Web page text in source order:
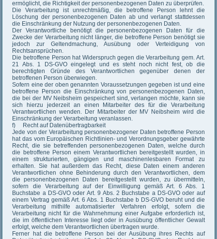
ermöglicht, die Richtigkeit der personenbezogenen Daten zu überprüfen.
Die Verarbeitung ist unrechtmäßig, die betroffene Person lehnt die
Löschung der personenbezogenen Daten ab und verlangt stattdessen
die Einschränkung der Nutzung der personenbezogenen Daten.
Der Verantwortliche benötigt die personenbezogenen Daten für die
Zwecke der Verarbeitung nicht länger, die betroffene Person benötigt sie
jedoch zur Geltendmachung, Ausübung oder Verteidigung von
Rechtsansprüchen.
Die betroffene Person hat Widerspruch gegen die Verarbeitung gem. Art.
21 Abs. 1 DS-GVO eingelegt und es steht noch nicht fest, ob die
berechtigten Gründe des Verantwortlichen gegenüber denen der
betroffenen Person überwiegen.
Sofern eine der oben genannten Voraussetzungen gegeben ist und eine
betroffene Person die Einschränkung von personenbezogenen Daten,
die bei der MV Neibsheim gespeichert sind, verlangen möchte, kann sie
sich hierzu jederzeit an einen Mitarbeiter des für die Verarbeitung
Verantwortlichen wenden. Der Mitarbeiter der MV Neibsheim wird die
Einschränkung der Verarbeitung veranlassen.
f) Recht auf Datenübertragbarkeit
Jede von der Verarbeitung personenbezogener Daten betroffene Person
hat das vom Europäischen Richtlinien- und Verordnungsgeber gewährte
Recht, die sie betreffenden personenbezogenen Daten, welche durch
die betroffene Person einem Verantwortlichen bereitgestellt wurden, in
einem strukturierten, gängigen und maschinenlesbaren Format zu
erhalten. Sie hat außerdem das Recht, diese Daten einem anderen
Verantwortlichen ohne Behinderung durch den Verantwortlichen, dem
die personenbezogenen Daten bereitgestellt wurden, zu übermitteln,
sofern die Verarbeitung auf der Einwilligung gemäß Art. 6 Abs. 1
Buchstabe a DS-GVO oder Art. 9 Abs. 2 Buchstabe a DS-GVO oder auf
einem Vertrag gemäß Art. 6 Abs. 1 Buchstabe b DS-GVO beruht und die
Verarbeitung mithilfe automatisierter Verfahren erfolgt, sofern die
Verarbeitung nicht für die Wahrnehmung einer Aufgabe erforderlich ist,
die im öffentlichen Interesse liegt oder in Ausübung öffentlicher Gewalt
erfolgt, welche dem Verantwortlichen übertragen wurde.
Ferner hat die betroffene Person bei der Ausübung ihres Rechts auf